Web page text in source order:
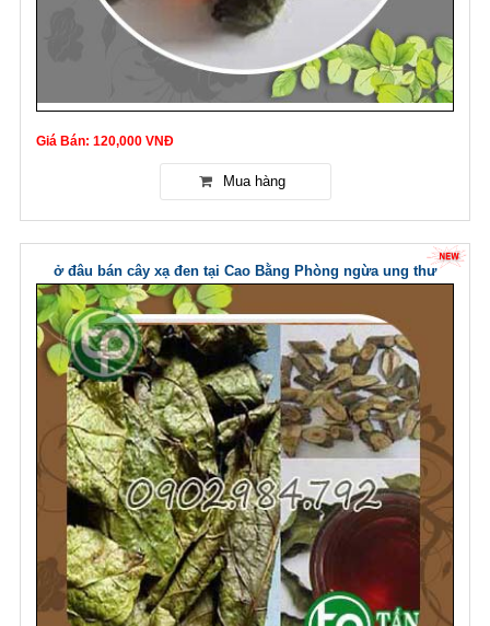
Giá Bán: 120,000 VNĐ
ở đâu bán cây xạ đen tại Cao Bằng Phòng ngừa ung thư